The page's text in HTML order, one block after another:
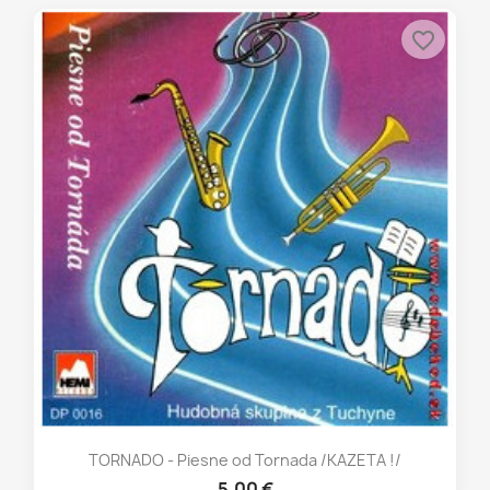
TORNADO - Piesne od Tornada /KAZETA !/
favorite_border